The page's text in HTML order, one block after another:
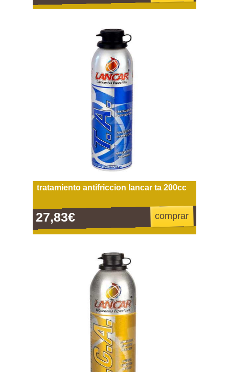
tratamiento antifriccion lancar ta 200cc
27,83€ comprar